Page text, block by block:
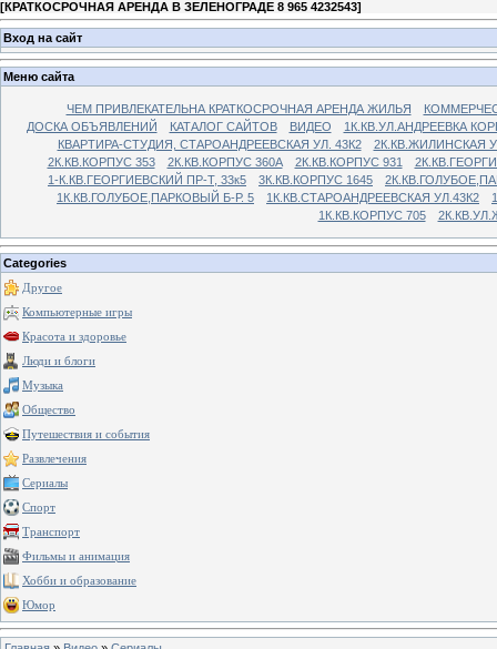
[КРАТКОСРОЧНАЯ АРЕНДА В ЗЕЛЕНОГРАДЕ 8 965 4232543]
Вход на сайт
Меню сайта
ЧЕМ ПРИВЛЕКАТЕЛЬНА КРАТКОСРОЧНАЯ АРЕНДА ЖИЛЬЯ
ДОСКА ОБЪЯВЛЕНИЙ
КАТАЛОГ САЙТОВ ВИДЕО
1К.КВ.УЛ.АНДРЕЕВКА
КВАРТИРА-СТУДИЯ, СТАРОАНДРЕЕВСКАЯ УЛ. 43К2
2К.КВ.ЖИЛИНСКАЯ
2К.КВ.КОРПУС 353
2К.КВ.КОРПУС 360А 2К.КВ.КОРПУС 931
1-К.КВ.ГЕОРГИЕВСКИЙ ПР-Т, 33к5
3К.КВ.КОРПУС 1645
1К.КВ.ГОЛУБОЕ,ПАРКОВЫЙ Б-Р. 5
1К.КВ.СТАРОАНДРЕЕВСКАЯ УЛ.43К2
1К.КВ.КОРПУС 705
Categories
Другое
Компьютерные игры
Красота и здоровье
Люди и блоги
Музыка
Общество
Путешествия и события
Развлечения
Сериалы
Спорт
Транспорт
Фильмы и анимация
Хобби и образование
Юмор